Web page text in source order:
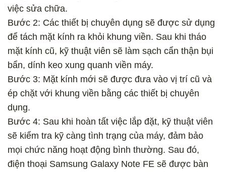
việc sửa chữa.
Bước 2: Các thiết bị chuyên dụng sẽ được sử dụng
để tách mặt kính ra khỏi khung viền. Sau khi tháo
mặt kính cũ, kỹ thuật viên sẽ làm sạch cẩn thận bụi
bẩn, dính keo xung quanh viền máy.
Bước 3: Mặt kính mới sẽ được đưa vào vị trí cũ và
ép chặt với khung viền bằng các thiết bị chuyên
dụng.
Bước 4: Sau khi hoàn tất việc lắp đặt, kỹ thuật viên
sẽ kiểm tra kỹ càng tình trạng của máy, đảm bảo
mọi chức năng hoạt động bình thường. Sau đó,
điện thoại Samsung Galaxy Note FE sẽ được bàn